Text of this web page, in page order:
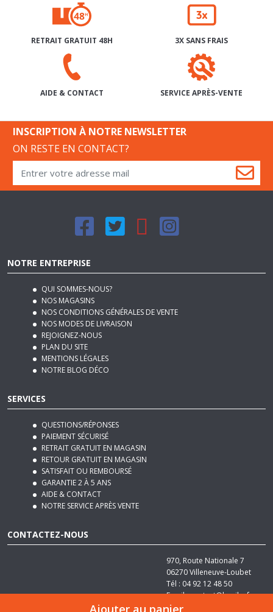
Ajouter au panier
RETRAIT GRATUIT 48H 3X SANS FRAIS
AIDE & CONTACT SERVICE APRÈS-VENTE
ON RESTE EN CONTACT?
QUI SOMMES-NOUS?
NOS MAGASINS
NOS CONDITIONS GÉNÉRALES DE VENTE
NOS MODES DE LIVRAISON
REJOIGNEZ-NOUS
PLAN DU SITE
MENTIONS LÉGALES
NOTRE BLOG DÉCO
QUESTIONS/RÉPONSES
PAIEMENT SÉCURISÉ
RETRAIT GRATUIT EN MAGASIN
RETOUR GRATUIT EN MAGASIN
SATISFAIT OU REMBOURSÉ
GARANTIE 2 À 5 ANS
AIDE & CONTACT
NOTRE SERVICE APRÈS VENTE
970, Route Nationale 7
06270
Villeneuve-Loubet
Tél :04 92 12 48 50
Email : contact@basika.fr